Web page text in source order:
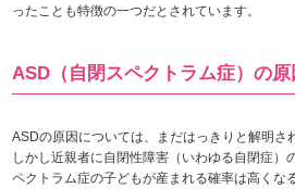
ったことも特徴の一つだとされています。
ASD（自閉スペクトラム症）の原
ASDの原因については、まだはっきりと解明さ
しかし近親者に自閉性障害（いわゆる自閉症）
ペクトラム症の子どもが産まれる確率は高くな